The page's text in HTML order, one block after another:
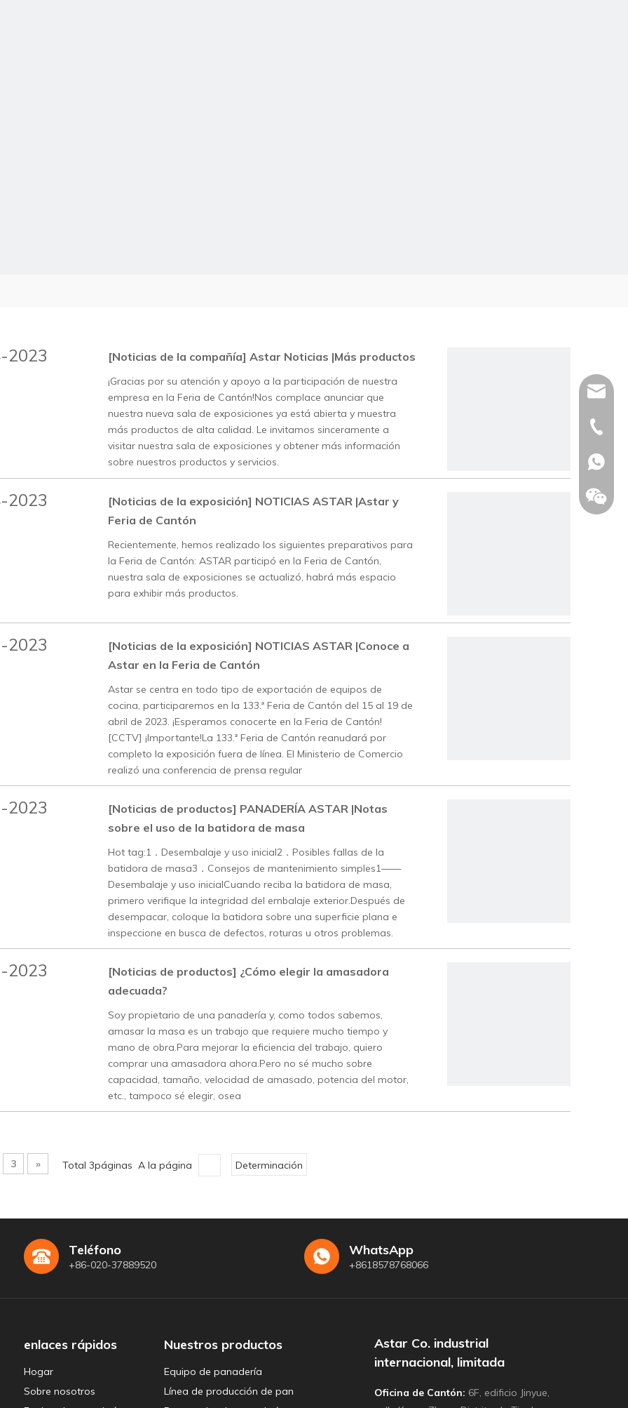
2023 [Noticias de la compañía] Astar Noticias |Más productos
¡Gracias por su atención y apoyo a la participación de nuestra
empresa en la Feria de Cantón!Nos complace anunciar que
nuestra nueva sala de exposiciones ya está abierta y muestra
más productos de alta calidad. Le invitamos sinceramente a
visitar nuestra sala de exposiciones y obtener más información
sobre nuestros productos y servicios.
2023 [Noticias de la exposición] NOTICIAS ASTAR |Astar y
Feria de Cantón
Recientemente, hemos realizado los siguientes preparativos para
la Feria de Cantón: ASTAR participó en la Feria de Cantón,
nuestra sala de exposiciones se actualizó, habrá más espacio
para exhibir más productos.
2023 [Noticias de la exposición] NOTICIAS ASTAR |Conoce a
Astar en la Feria de Cantón
Astar se centra en todo tipo de exportación de equipos de
cocina, participaremos en la 133.ª Feria de Cantón del 15 al 19 de
abril de 2023. ¡Esperamos conocerte en la Feria de Cantón!
[CCTV] ¡Importante!La 133.ª Feria de Cantón reanudará por
completo la exposición fuera de línea. El Ministerio de Comercio
realizó una conferencia de prensa regular
2023 [Noticias de productos] PANADERÍA ASTAR |Notas
sobre el uso de la batidora de masa
Hot tag:1．Desembalaje y uso inicial2．Posibles fallas de la
batidora de masa3．Consejos de mantenimiento simples1——
Desembalaje y uso inicialCuando reciba la batidora de masa,
primero verifique la integridad del embalaje exterior.Después de
desempacar, coloque la batidora sobre una superficie plana e
inspeccione en busca de defectos, roturas u otros problemas.
2023 [Noticias de productos] ¿Cómo elegir la amasadora
adecuada?
Soy propietario de una panadería y, como todos sabemos,
amasar la masa es un trabajo que requiere mucho tiempo y
mano de obra.Para mejorar la eficiencia del trabajo, quiero
comprar una amasadora ahora.Pero no sé mucho sobre
capacidad, tamaño, velocidad de amasado, potencia del motor,
etc., tampoco sé elegir, osea
3 » Total 3páginas A la página Determinación
Teléfono
+86-020-37889520
WhatsApp
+8618578768066
enlaces rápidos
Hogar
Sobre nosotros
Nuestros productos
Equipo de panadería
Línea de producción de pan
Astar Co. industrial
internacional, limitada
Oficina de Cantón: 6F, edificio Jinyue,
+86-